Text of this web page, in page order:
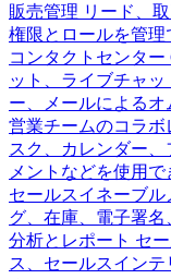
販売管理 リード、
権限とロールを管理
コンタクトセンター
ット、ライブチャッ
ー、メールによる
営業チームのコラボ
スク、カレンダー
メントなどを使用で
セールスイネーブル
グ、在庫、電子署
分析とレポート セ
ス、セールスイン